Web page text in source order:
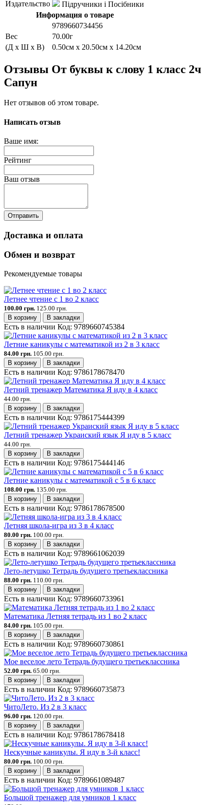
Издательство
Підручники і Посібники
Информация о товаре
9789660734456
Вес
70.00г
(Д x Ш x В)
0.50см x 20.50см x 14.20см
Отзывы От буквы к слову 1 класс 2ч
Сапун
Нет отзывов об этом товаре.
Написать отзыв
Ваше имя:
Рейтинг
Ваш отзыв
Отправить
Доставка и оплата
Обмен и возврат
Рекомендуемые товары
Летнее чтение с 1 во 2 класс
100.00 грн. 125.00 грн.
В корзину
В закладки
Есть в наличии Код: 9789660745384
Летние каникулы с математикой из 2 в 3 класс
84.00 грн. 105.00 грн.
В корзину
В закладки
Есть в наличии Код: 9786178678470
Летний тренажер Математика Я иду в 4 класс
44.00 грн.
В корзину
В закладки
Есть в наличии Код: 9786175444399
Летний тренажер Украиский язык Я иду в 5 класс
44.00 грн.
В корзину
В закладки
Есть в наличии Код: 9786175444146
Летние каникулы с математикой с 5 в 6 класс
108.00 грн. 135.00 грн.
В корзину
В закладки
Есть в наличии Код: 9786178678500
Летняя школа-игра из 3 в 4 класс
80.00 грн. 100.00 грн.
В корзину
В закладки
Есть в наличии Код: 9789661062039
Лето-летушко Тетрадь будущего третьеклассника
88.00 грн. 110.00 грн.
В корзину
В закладки
Есть в наличии Код: 9789660733961
Математика Летняя тетрадь из 1 во 2 класс
84.00 грн. 105.00 грн.
В корзину
В закладки
Есть в наличии Код: 9789660730861
Мое веселое лето Тетрадь будущего третьеклассника
52.00 грн. 65.00 грн.
В корзину
В закладки
Есть в наличии Код: 9789660735873
ЧитоЛето. Из 2 в 3 класс
96.00 грн. 120.00 грн.
В корзину
В закладки
Есть в наличии Код: 9786178678418
Нескучные каникулы. Я иду в 3-й класс!
80.00 грн. 100.00 грн.
В корзину
В закладки
Есть в наличии Код: 9789661089487
Большой тренажер для умников 1 класс